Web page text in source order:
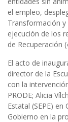
el empleo,
Transformación y
ejecución de los
de Recuperación
El acto de
director de la
con la
PRODE; Alicia
Estatal (SEPE)
Gobierno en la